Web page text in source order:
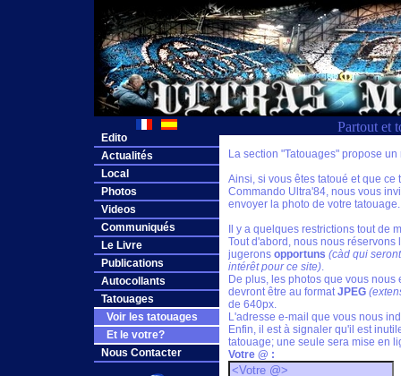
Partout et
Edito
Actualités
Local
Photos
Videos
Communiqués
Le Livre
Publications
Autocollants
Tatouages
Voir les tatouages
Et le votre?
Nous Contacter
La section "Tatouages" propose
Ainsi, si vous êtes tatoué et que
Commando Ultra'84, nous vous
envoyer la photo de votre tatouage.
Il y a quelques restrictions tout de
Tout d'abord, nous nous
jugerons opportuns (càd qui
intérêt pour ce site).
De plus, les photos que vous
devront être au formatJPEG
de 640px.
L'adresse e-mail que vous nous
Enfin, il est à signaler qu'il est
tatouage; une seule sera mise en
Votre @ :